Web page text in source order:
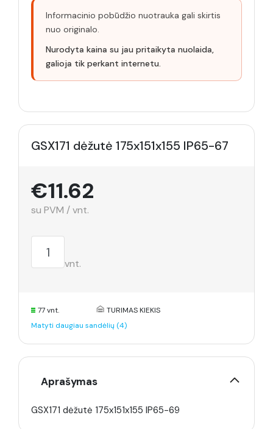
Informacinio pobūdžio nuotrauka gali skirtis
nuo originalo.
Nurodyta kaina su jau pritaikyta nuolaida,
galioja tik perkant internetu.
GSX171 dėžutė 175x151x155 IP65-67
€11.62
su PVM / vnt.
vnt.
77 vnt.
TURIMAS KIEKIS
Matyti daugiau sandėlių (4)
Aprašymas
GSX171 dėžutė 175x151x155 IP65-69